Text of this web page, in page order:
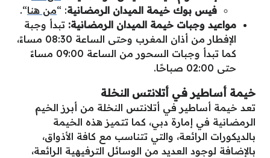
فيس بوك خيمة الميدان الرمضانية: “من هنا“.
مواعيد وجبات خيمة الميدان الرمضانية: تبدأ وجبة
الإفطار من أذان المغرب وحتى الساعة 08:30 مساءً،
كما تبدأ وجبات السحور من الساعة 09:00 مساءً
حتى 02:00 صباحًا.
خيمة أساطير في أتلانتس النخلة
تعد خيمة أساطير في أتلانتس النخلة من أبرز الخيم
الرمضانية في إمارة دبي، كما تتميز هذه الخيمة
بالديكورات الرائعة، والتي تتناسب مع كافة الأذواق،
بالإضافة لوجود العديد من الوسائل الترفيهية الرائعة،